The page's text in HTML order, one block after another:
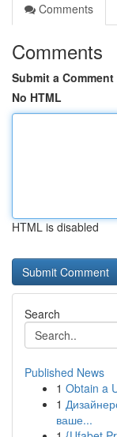
Comments
Comments
Submit a Comment
No HTML
HTML is disabled
Search
Published News
1 Obtain a
1
ваше...